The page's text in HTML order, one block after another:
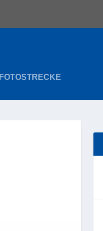
FOTOSTRECKE